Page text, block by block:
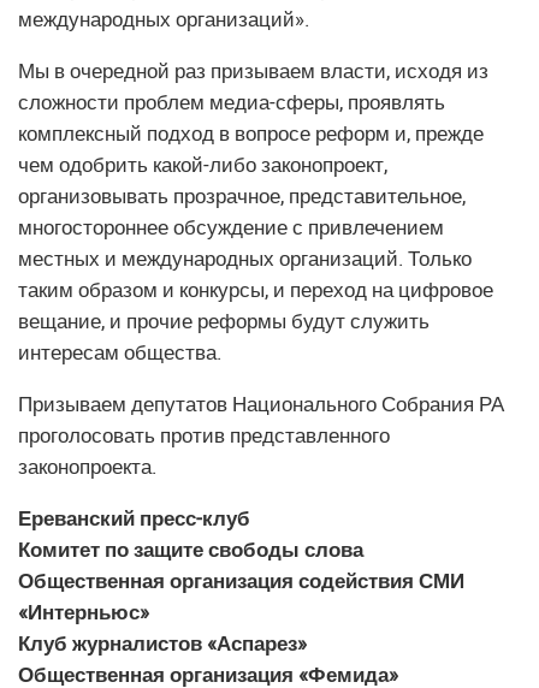
международных организаций».
Мы в очередной раз призываем власти, исходя из
сложности проблем медиа-сферы, проявлять
комплексный подход в вопросе реформ и, прежде
чем одобрить какой-либо законопроект,
организовывать прозрачное, представительное,
многостороннее обсуждение с привлечением
местных и международных организаций. Только
таким образом и конкурсы, и переход на цифровое
вещание, и прочие реформы будут служить
интересам общества.
Призываем депутатов Национального Собрания РА
проголосовать против представленного
законопроекта.
Ереванский пресс-клуб
Комитет по защите свободы слова
Общественная организация содействия СМИ
«Интерньюс»
Клуб журналистов «Аспарез»
Общественная организация «Фемида»